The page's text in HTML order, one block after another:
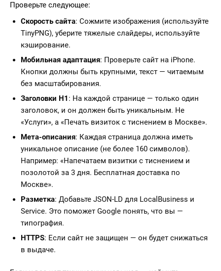
Проверьте следующее:
Скорость сайта: Сожмите изображения (используйте
TinyPNG), уберите тяжелые слайдеры, используйте
кэширование.
Мобильная адаптация: Проверьте сайт на iPhone.
Кнопки должны быть крупными, текст — читаемым
без масштабирования.
Заголовки H1 : На каждой странице — только один
заголовок, и он должен быть уникальным. Не
«Услуги», а «Печать визиток с тиснением в Москве».
Мета-описания: Каждая страница должна иметь
уникальное описание (не более 160 символов).
Например: «Напечатаем визитки с тиснением и
позолотой за 3 дня. Бесплатная доставка по
Москве».
Разметка: Добавьте JSON-LD для LocalBusiness и
Service. Это поможет Google понять, что вы —
типография.
HTTPS: Если сайт не защищен — он будет снижаться
в выдаче.